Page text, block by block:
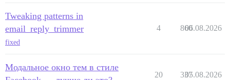
Tweaking patterns in
email_reply_trimmer
fixed
4 860
06.08.2026
Модальное окно тем в стиле
20 337
05.08.2026